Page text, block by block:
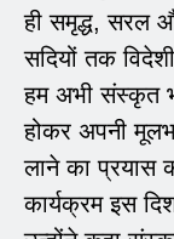
ही समृद्ध, सरल
सदियों तक
हम अभी संस्कृत
होकर अपनी
लाने का प्रयास
कार्यक्रम इस